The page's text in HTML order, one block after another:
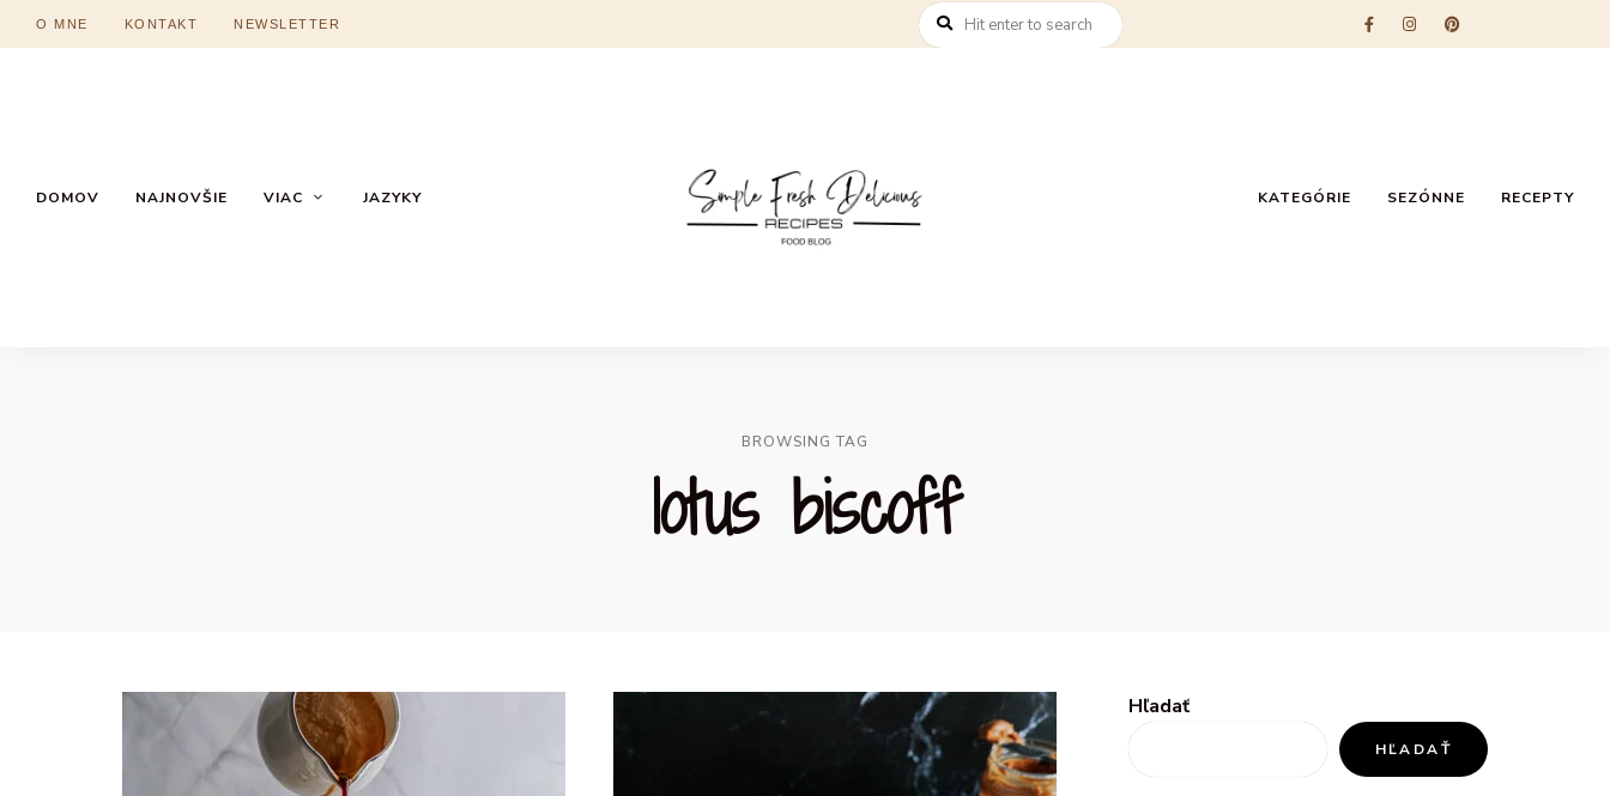
O MNE KONTAKT NEWSLETTER
DOMOV NAJNOVŠIE VIAC JAZYKY KATEGÓRIE SEZÓNNE RECEPTY
BROWSING TAG
lotus biscoff
Hľadať
HĽADAŤ